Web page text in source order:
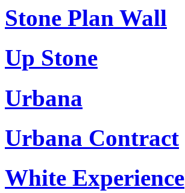
Stone Plan Wall
Up Stone
Urbana
Urbana Contract
White Experience